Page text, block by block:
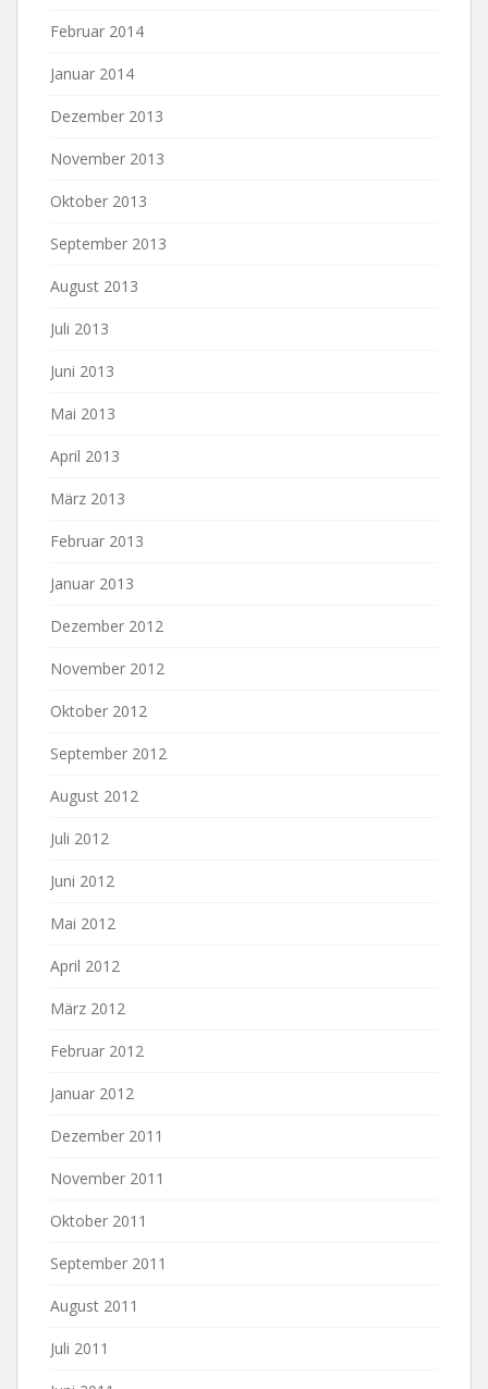
Februar 2014
Januar 2014
Dezember 2013
November 2013
Oktober 2013
September 2013
August 2013
Juli 2013
Juni 2013
Mai 2013
April 2013
März 2013
Februar 2013
Januar 2013
Dezember 2012
November 2012
Oktober 2012
September 2012
August 2012
Juli 2012
Juni 2012
Mai 2012
April 2012
März 2012
Februar 2012
Januar 2012
Dezember 2011
November 2011
Oktober 2011
September 2011
August 2011
Juli 2011